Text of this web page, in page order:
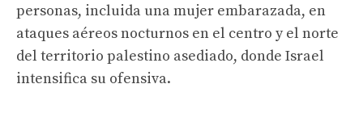
personas, incluida una mujer embarazada, en
ataques aéreos nocturnos en el centro y el norte
del territorio palestino asediado, donde Israel
intensifica su ofensiva.